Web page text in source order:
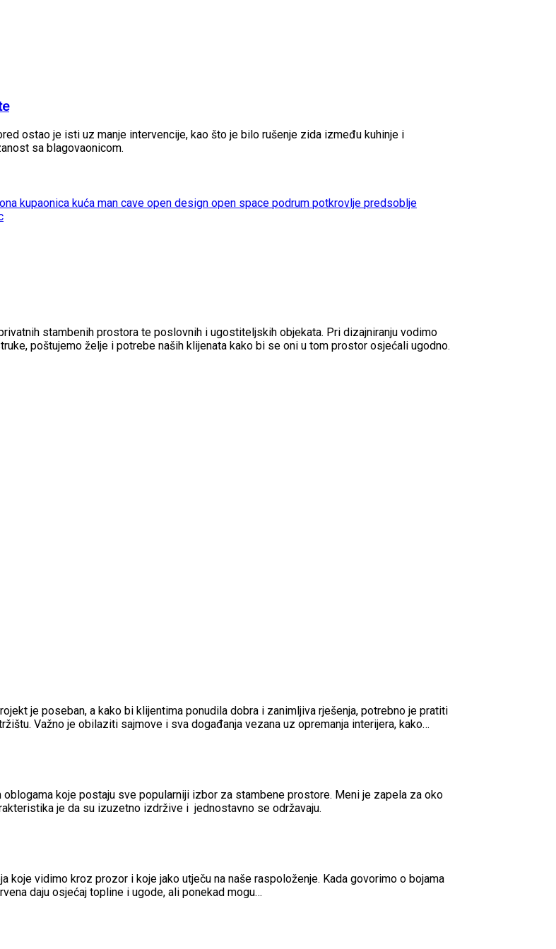
ostao je isti uz manje intervencije, kao što je bilo rušenje zida između kuhinje i
sa blagovaonicom.
kupaonica kuća man cave open design open space podrum potkrovlje predsoblje
stambenih prostora te poslovnih i ugostiteljskih objekata. Pri dizajniranju vodimo
poštujemo želje i potrebe naših klijenata kako bi se oni u tom prostor osjećali ugodno.
je poseban, a kako bi klijentima ponudila dobra i zanimljiva rješenja, potrebno je pratiti
Važno je obilaziti sajmove i sva događanja vezana uz opremanja interijera, kako…
koje postaju sve popularniji izbor za stambene prostore. Meni je zapela za oko
je da su izuzetno izdržive i jednostavno se održavaju.
vidimo kroz prozor i koje jako utječu na naše raspoloženje. Kada govorimo o bojama
daju osjećaj topline i ugode, ali ponekad mogu…